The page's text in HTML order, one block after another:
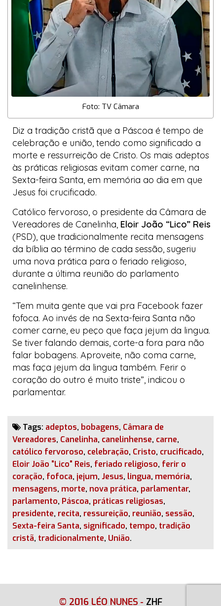
Foto: TV Câmara
Diz a tradição cristã que a Páscoa é tempo de
celebração e união, tendo como significado a
morte e ressurreição de Cristo. Os mais adeptos
às práticas religiosas evitam comer carne, na
Sexta-feira Santa, em memória ao dia em que
Jesus foi crucificado.
Católico fervoroso, o presidente da Câmara de
Vereadores de Canelinha, Eloir João “Lico” Reis
(PSD), que tradicionalmente recita mensagens
da bíblia ao término de cada sessão, sugeriu
uma nova prática para o feriado religioso,
durante a última reunião do parlamento
canelinhense.
“Tem muita gente que vai pra Facebook fazer
fofoca. Ao invés de na Sexta-feira Santa não
comer carne, eu peço que faça jejum da lingua.
Se tiver falando demais, corte-a fora para não
falar bobagens. Aproveite, não coma carne,
mas faça jejum da lingua também. Ferir o
coração do outro é muito triste”, indicou o
parlamentar.
Tags: adeptos, bobagens, Câmara de
Vereadores, Canelinha, canelinhense, carne,
católico fervoroso, celebração, Cristo, crucificado,
Eloir João "Lico" Reis, feriado religioso, ferir o
coração, fofoca, jejum, Jesus, lingua, memória,
mensagens, morte, nova prática, parlamentar,
parlamento, Páscoa, práticas religiosas,
presidente, recita, ressureição, reunião, sessão,
Sexta-feira Santa, significado, tempo, tradição
cristã, tradicionalmente, União.
© 2016 LÉO NUNES - ZHF